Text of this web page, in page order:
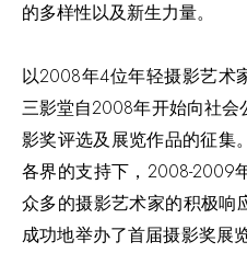
的多样性以及新生力量。
以2008年4位年轻摄影艺术
三影堂自2008年开始向社
影奖评选及展览作品的征集
各界的支持下，2008-2009
众多的摄影艺术家的积极响
成功地举办了首届摄影奖展